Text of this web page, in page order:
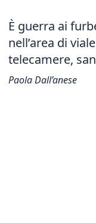
È guerra ai
nell’area di
telecamere,
Paola Dall’anese